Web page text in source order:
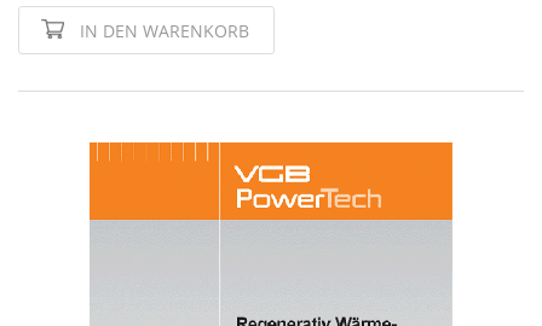
IN DEN WARENKORB